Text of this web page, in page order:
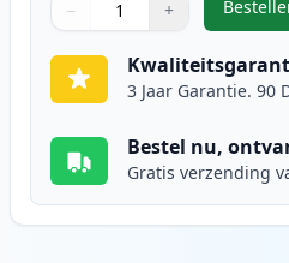
Gebruik de knoppen om aan
− +
1 ,2
3 Jaar Garantie. 90
Bestel nu,
Gratis verzending